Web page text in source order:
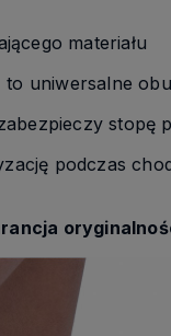
materiału
uniwersalne
stopę
podczas